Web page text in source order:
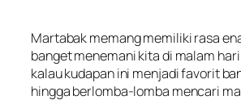
Martabak memang memiliki rasa
banget menemani kita di malam
kalau kudapan ini menjadi favorit
hingga berlomba-lomba mencari